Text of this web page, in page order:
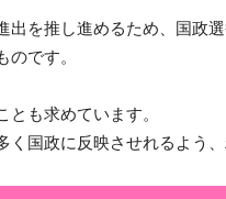
出を推し進めるため、国政
です。
も求めています。
国政に反映させれるよう、